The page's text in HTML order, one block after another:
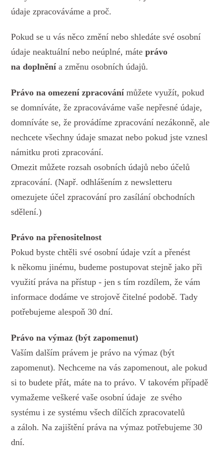
údaje zpracováváme a proč.
Pokud se u vás něco změní nebo shledáte své osobní
údaje neaktuální nebo neúplné, máteprávo
na doplnění a změnu osobních údajů.
Právo na omezení zpracování můžete využít, pokud
se domníváte, že zpracováváme vaše nepřesné údaje,
domníváte se, že provádíme zpracování nezákonně, ale
nechcete všechny údaje smazat nebo pokud jste vznesl
námitku proti zpracování.
Omezit můžete rozsah osobních údajů nebo účelů
zpracování. (Např. odhlášením z newsletteru
omezujete účel zpracování pro zasílání obchodních
sdělení.)
Právo na přenositelnost
Pokud byste chtěli své osobní údaje vzít a přenést
k někomu jinému, budeme postupovat stejně jako při
využití práva na přístup - jen s tím rozdílem, že vám
informace dodáme ve strojově čitelné podobě. Tady
potřebujeme alespoň 30 dní.
Právo na výmaz (být zapomenut)
Vaším dalším právem je právo na výmaz (být
zapomenut). Nechceme na vás zapomenout, ale pokud
si to budete přát, máte na to právo. V takovém případě
vymažeme veškeré vaše osobní údaje ze svého
systému i ze systému všech dílčích zpracovatelů
a záloh. Na zajištění práva na výmaz potřebujeme 30
dní.